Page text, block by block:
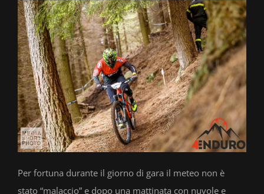
Per fortuna durante il giorno di gara il meteo non è
stato “malaccio” e dopo una mattinata con nuvole e